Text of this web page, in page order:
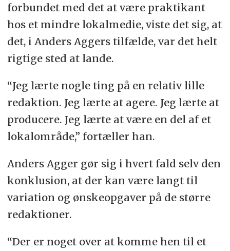
forbundet med det at være praktikant
hos et mindre lokalmedie, viste det sig, at
det, i Anders Aggers tilfælde, var det helt
rigtige sted at lande.
“Jeg lærte nogle ting på en relativ lille
redaktion. Jeg lærte at agere. Jeg lærte at
producere. Jeg lærte at være en del af et
lokalområde,” fortæller han.
Anders Agger gør sig i hvert fald selv den
konklusion, at der kan være langt til
variation og ønskeopgaver på de større
redaktioner.
“Der er noget over at komme hen til et